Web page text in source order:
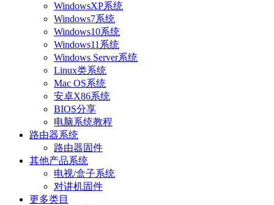
WindowsXP系统
Windows7系统
Windows10系统
Windows11系统
Windows Server系统
Linux类系统
Mac OS系统
安卓X86系统
BIOS分享
电脑系统教程
路由器系统
路由器固件
其他产品系统
电视/盒子系统
对讲机固件
更多类目